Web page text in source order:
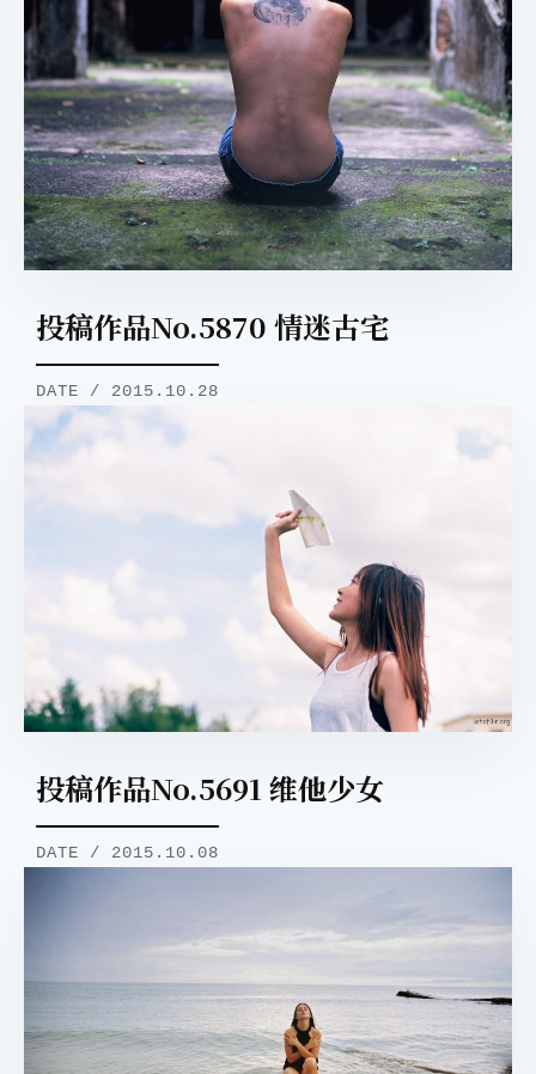
投稿作品No.5870 情迷古宅
DATE / 2015.10.28
投稿作品No.5691 维他少女
DATE / 2015.10.08